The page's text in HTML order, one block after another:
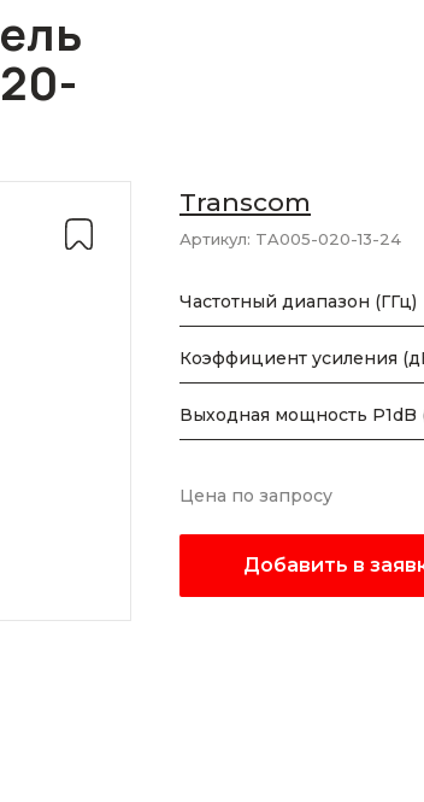
Transcom
Артикул: TA005-020-13-24
Частотный диапазон (ГГц)
Коэффициент усиления
Выходная мощность P1dB
Цена по запросу
Добавить в